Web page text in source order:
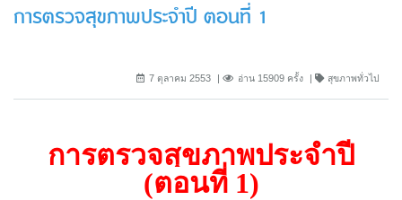
การตรวจสุขภาพประจำปี ตอนที่ 1
7 ตุลาคม 2553 อ่าน 15909 ครั้ง สุขภาพทั่วไป
การตรวจสุขภาพประจำปี
(ตอนที่ 1)